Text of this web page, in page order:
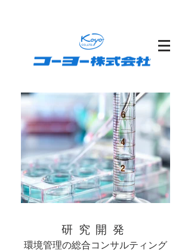
研究開発
環境管理の総合コンサルティング